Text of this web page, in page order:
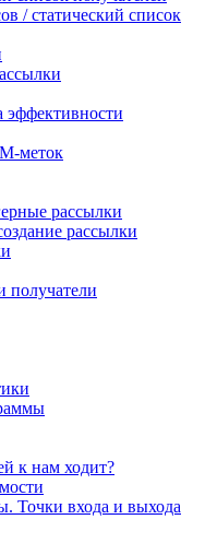
/ статический список
эффективности
меток
рассылки
рассылки
получатели
к нам ходит?
Точки входа и выхода